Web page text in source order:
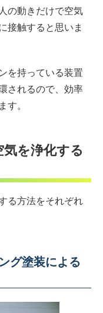
の動きだけで空気
接触すると思いま
を持っている装置
されるので、効率
す。
を浄化する
る方法をそれぞれ
グ塗装による